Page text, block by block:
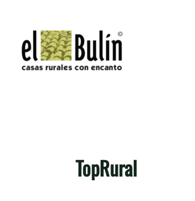
contenido
TopRural